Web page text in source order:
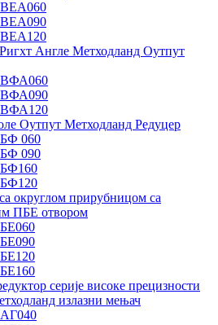
Англе Метходланд Оутпут
Оутпут Метходланд Редуцер
060
090
округлом прирубницом са
ПБЕ отвором
серије високе прецизности
излазни мењач